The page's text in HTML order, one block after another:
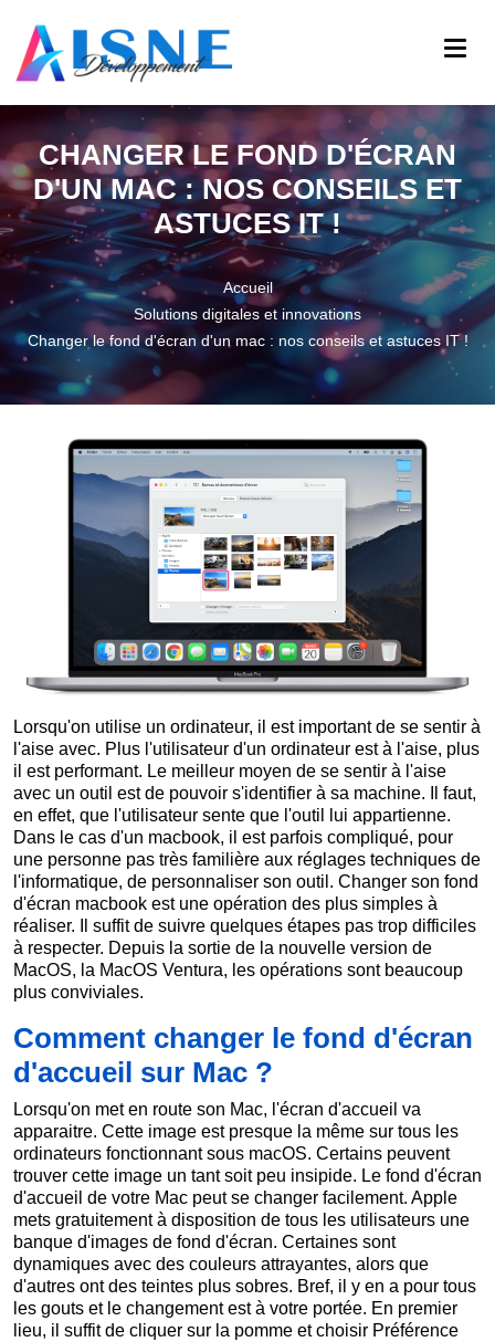
CHANGER LE FOND D'ÉCRAN
D'UN MAC : NOS CONSEILS ET
ASTUCES IT !
Accueil
Solutions digitales et innovations
Changer le fond d'écran d'un mac : nos conseils et astuces IT !
Lorsqu'on utilise un ordinateur, il est important de se sentir à
l'aise avec. Plus l'utilisateur d'un ordinateur est à l'aise, plus
il est performant. Le meilleur moyen de se sentir à l'aise
avec un outil est de pouvoir s'identifier à sa machine. Il faut,
en effet, que l'utilisateur sente que l'outil lui appartienne.
Dans le cas d'un macbook, il est parfois compliqué, pour
une personne pas très familière aux réglages techniques de
l'informatique, de personnaliser son outil. Changer son fond
d'écran macbook est une opération des plus simples à
réaliser. Il suffit de suivre quelques étapes pas trop difficiles
à respecter. Depuis la sortie de la nouvelle version de
MacOS, la MacOS Ventura, les opérations sont beaucoup
plus conviviales.
Comment changer le fond d'écran
d'accueil sur Mac ?
Lorsqu'on met en route son Mac, l'écran d'accueil va
apparaitre. Cette image est presque la même sur tous les
ordinateurs fonctionnant sous macOS. Certains peuvent
trouver cette image un tant soit peu insipide. Le fond d'écran
d'accueil de votre Mac peut se changer facilement. Apple
mets gratuitement à disposition de tous les utilisateurs une
banque d'images de fond d'écran. Certaines sont
dynamiques avec des couleurs attrayantes, alors que
d'autres ont des teintes plus sobres. Bref, il y en a pour tous
les gouts et le changement est à votre portée. En premier
lieu, il suffit de cliquer sur la pomme et choisir Préférence